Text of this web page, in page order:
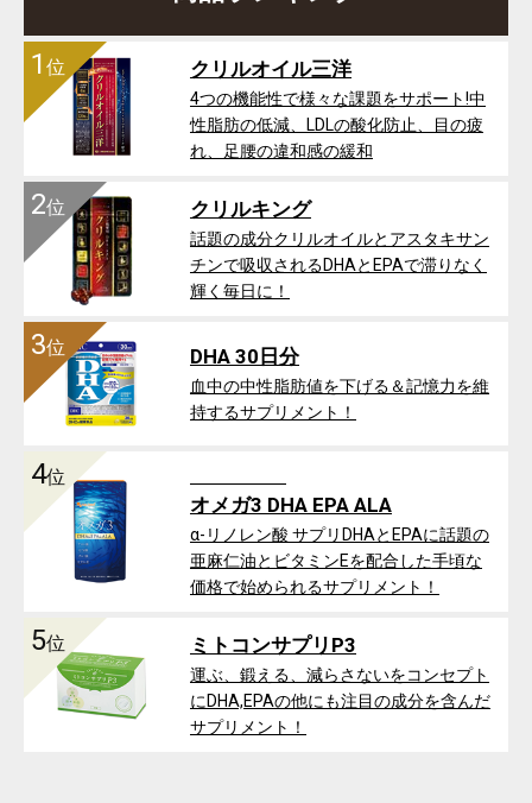
1 位 クリルオイル三洋
4つの機能性で様々な課題をサポート!中
性脂肪の低減、LDLの酸化防止、目の疲
れ、足腰の違和感の緩和
2位 クリルキング
話題の成分クリルオイルとアスタキサン
チンで吸収されるDHAとEPAで滞りなく
輝く毎日に！
3位 DHA 30日分
血中の中性脂肪値を下げる＆記憶力を維
持するサプリメント！
4位
オメガ3 DHA EPA ALA
α-リノレン酸 サプリDHAとEPAに話題の
亜麻仁油とビタミンEを配合した手頃な
価格で始められるサプリメント！
5位 ミトコンサプリP3
運ぶ、鍛える、減らさないをコンセプト
にDHA,EPAの他にも注目の成分を含んだ
サプリメント！